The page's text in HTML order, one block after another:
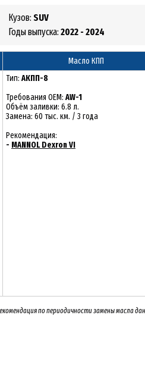
Кузов: SUV
Годы выпуска: 2022 - 2024
Масло КПП
Тип: АКПП-8
Требования OEM: AW-1
Объём заливки: 6.8 л.
Замена: 60 тыс. км. / 3 года
Рекомендация:
- MANNOL Dexron VI
по периодичности замены масла